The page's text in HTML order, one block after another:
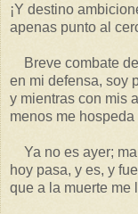
¡Y destino
apenas punto al
Breve combate
en mi defensa, soy
y mientras con mis
menos me
Ya no es ayer;
hoy pasa, y es, y
que a la muerte me